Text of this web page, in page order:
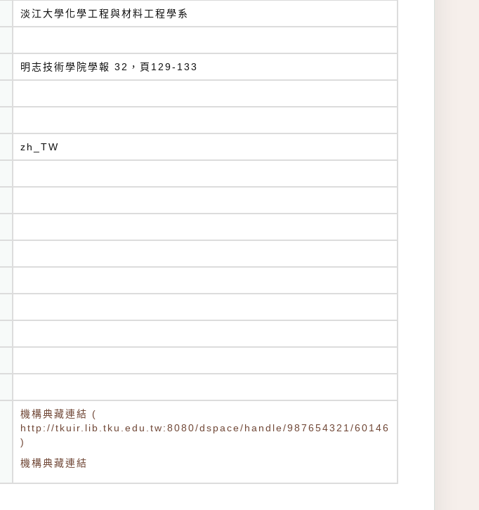
淡江大學化學工程與材料工程學系
明志技術學院學報 32，頁129-133
zh_TW
機構典藏連結 (
http://tkuir.lib.tku.edu.tw:8080/dspace/handle/987654321/60146
)
機構典藏連結